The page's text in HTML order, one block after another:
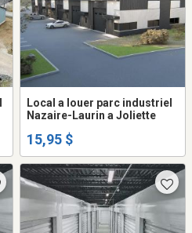
Local a louer parc industriel
Nazaire-Laurin a Joliette
15,95 $